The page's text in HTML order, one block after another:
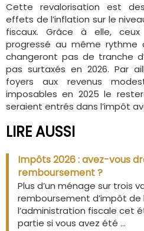
Cette revalorisation est
effets de l’inflation sur le
fiscaux. Grâce à elle,
progressé au même rythme
changeront pas de tranche
pas surtaxés en 2026. Par
foyers aux revenus
imposables en 2025 le
seraient entrés dans l’impôt
LIRE AUSSI
Impôts 2026 : avez-vous
remboursement ?
Plus d’un ménage sur trois
remboursement d’impôt
l’administration fiscale cet
partie si vous avez été ...